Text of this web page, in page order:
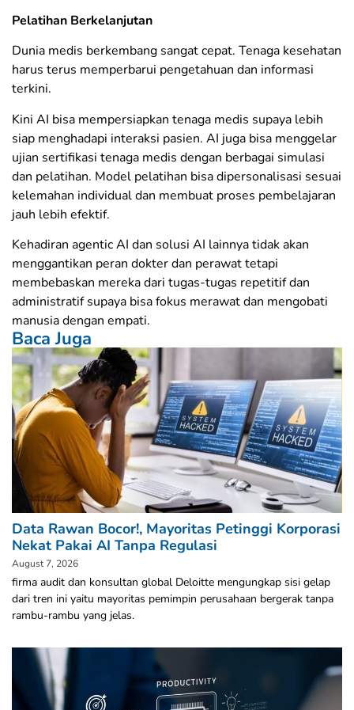
Pelatihan Berkelanjutan
Dunia medis berkembang sangat cepat. Tenaga kesehatan
harus terus memperbarui pengetahuan dan informasi
terkini.
Kini AI bisa mempersiapkan tenaga medis supaya lebih
siap menghadapi interaksi pasien. AI juga bisa menggelar
ujian sertifikasi tenaga medis dengan berbagai simulasi
dan pelatihan. Model pelatihan bisa dipersonalisasi sesuai
kelemahan individual dan membuat proses pembelajaran
jauh lebih efektif.
Kehadiran agentic AI dan solusi AI lainnya tidak akan
menggantikan peran dokter dan perawat tetapi
membebaskan mereka dari tugas-tugas repetitif dan
administratif supaya bisa fokus merawat dan mengobati
manusia dengan empati.
Baca Juga
Data Rawan Bocor!, Mayoritas Petinggi Korporasi
Nekat Pakai AI Tanpa Regulasi
August 7, 2026
firma audit dan konsultan global Deloitte mengungkap sisi gelap
dari tren ini yaitu mayoritas pemimpin perusahaan bergerak tanpa
rambu-rambu yang jelas.